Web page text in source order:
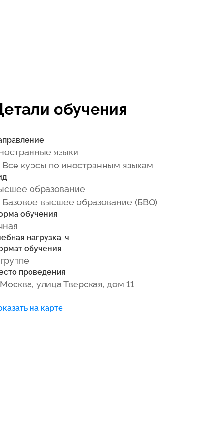
обучения
языки
курсы по иностранным языкам
образование
высшее образование (БВО)
обучения
нагрузка, ч
обучения
проведения
Москва, улица Тверская, дом 11
на карте